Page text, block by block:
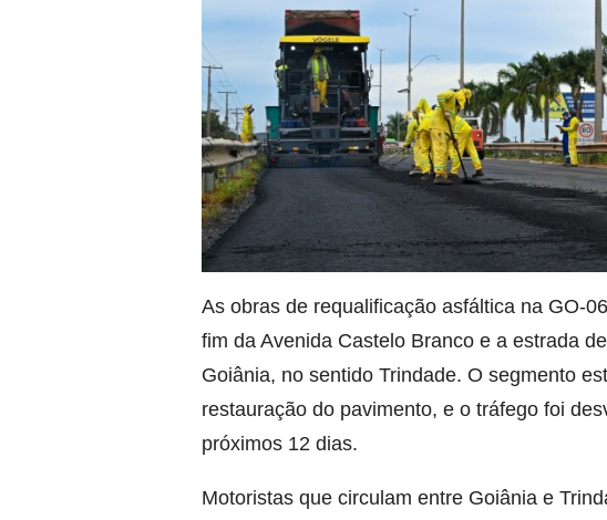
As obras de requalificação asfáltica na GO-
fim da Avenida Castelo Branco e a estrada
Goiânia, no sentido Trindade. O segmento
restauração do pavimento, e o tráfego foi
próximos 12 dias.
Motoristas que circulam entre Goiânia e